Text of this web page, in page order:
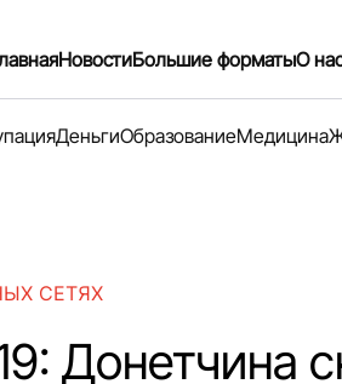
НовостиБольшие форматыО
ДеньгиОбразованиеМедицина
СЕТЯХ
Донетчина